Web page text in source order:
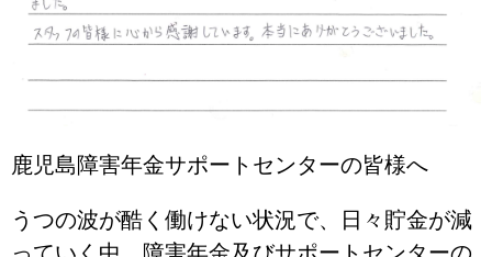
鹿児島障害年金サポートセンターの皆様へ
うつの波が酷く働けない状況で、日々貯金が減